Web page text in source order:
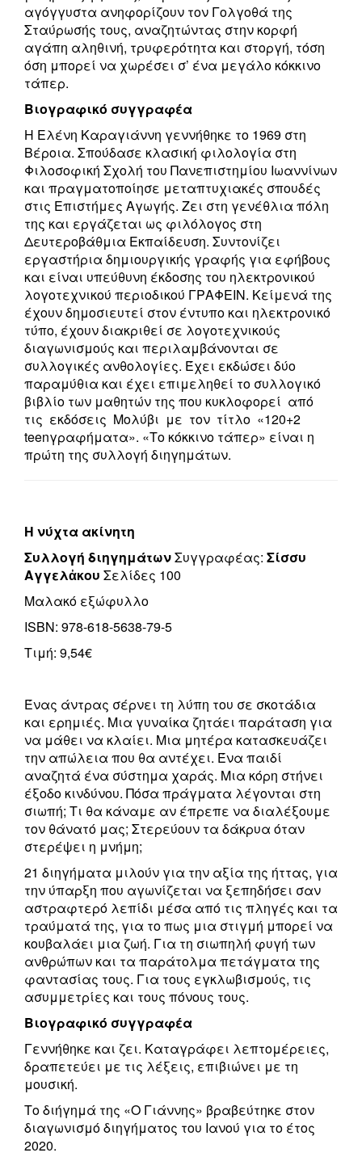
αγόγγυστα ανηφορίζουν τον Γολγοθά της
Σταύρωσής τους, αναζητώντας στην κορφή
αγάπη αληθινή, τρυφερότητα και στοργή, τόση
όση μπορεί να χωρέσει σ’ ένα μεγάλο κόκκινο
τάπερ.
Βιογραφικό συγγραφέα
Η Ελένη Καραγιάννη γεννήθηκε το 1969 στη
Βέροια. Σπούδασε κλασική φιλολογία στη
Φιλοσοφική Σχολή του Πανεπιστημίου Ιωαννίνων
και πραγματοποίησε μεταπτυχιακές σπουδές
στις Επιστήμες Αγωγής. Ζει στη γενέθλια πόλη
της και εργάζεται ως φιλόλογος στη
Δευτεροβάθμια Εκπαίδευση. Συντονίζει
εργαστήρια δημιουργικής γραφής για εφήβους
και είναι υπεύθυνη έκδοσης του ηλεκτρονικού
λογοτεχνικού περιοδικού ΓΡΑΦΕΙΝ. Κείμενά της
έχουν δημοσιευτεί στον έντυπο και ηλεκτρονικό
τύπο, έχουν διακριθεί σε λογοτεχνικούς
διαγωνισμούς και περιλαμβάνονται σε
συλλογικές ανθολογίες. Έχει εκδώσει δύο
παραμύθια και έχει επιμεληθεί το συλλογικό
βιβλίο των μαθητών της που κυκλοφορεί από
τις εκδόσεις Μολύβι με τον τίτλο «120+2
teenγραφήματα». «Το κόκκινο τάπερ» είναι η
πρώτη της συλλογή διηγημάτων.
Η νύχτα ακίνητη
Συλλογή διηγημάτωνΣυγγραφέας: Σίσσυ
Αγγελἀκου Σελίδες 100
Μαλακό εξώφυλλο
ISBN: 978-618-5638-79-5
Τιμή: 9,54€
Ένας άντρας σέρνει τη λύπη του σε σκοτάδια
και ερημιές. Μια γυναίκα ζητάει παράταση για
να μάθει να κλαίει. Μια μητέρα κατασκευάζει
την απώλεια που θα αντέχει. Ένα παιδί
αναζητά ένα σύστημα χαράς. Μια κόρη στήνει
έξοδο κινδύνου. Πόσα πράγματα λέγονται στη
σιωπή; Τι θα κάναμε αν έπρεπε να διαλέξουμε
τον θάνατό μας; Στερεύουν τα δάκρυα όταν
στερέψει η μνήμη;
21 διηγήματα μιλούν για την αξία της ήττας, για
την ύπαρξη που αγωνίζεται να ξεπηδήσει σαν
αστραφτερό λεπίδι μέσα από τις πληγές και τα
τραύματά της, για το πως μια στιγμή μπορεί να
κουβαλάει μια ζωή. Για τη σιωπηλή φυγή των
ανθρώπων και τα παράτολμα πετάγματα της
φαντασίας τους. Για τους εγκλωβισμούς, τις
ασυμμετρίες και τους πόνους τους.
Βιογραφικό συγγραφέα
Γεννήθηκε και ζει. Καταγράφει λεπτομέρειες,
δραπετεύει με τις λέξεις, επιβιώνει με τη
μουσική.
Το διήγημά της «Ο Γιάννης» βραβεύτηκε στον
διαγωνισμό διηγήματος του Ιανού για το έτος
2020.